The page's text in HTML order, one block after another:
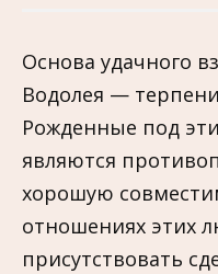
Основа удачного
Водолея —
Рожденные под
являются
хорошую
отношениях этих
присутствовать